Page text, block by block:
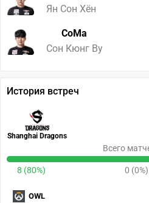
Ян Сон Хён
CoMa
Сон Кюнг Ву
История встреч
Shanghai Dragons
Всего
8 (80%) 0 (0%)
OWL